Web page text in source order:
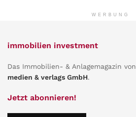
WERBUNG
immobilien investment
Das Immobilien- & Anlagemagazin von
medien & verlags GmbH.
Jetzt abonnieren!